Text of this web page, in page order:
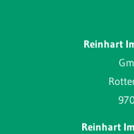
Reinhart
Reinhart